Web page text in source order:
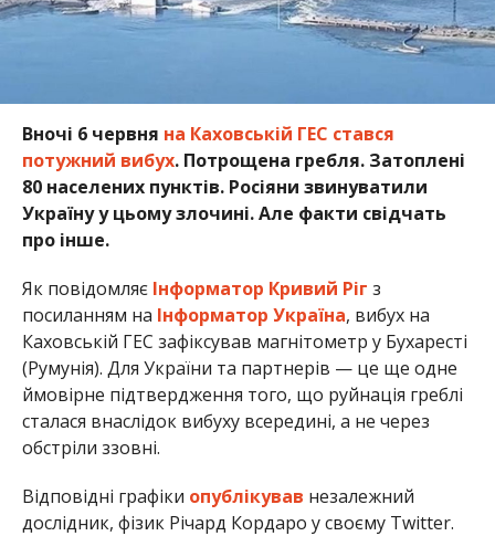
Вночі 6 червня на Каховській ГЕС стався
потужний вибух. Потрощена гребля. Затоплені
80 населених пунктів. Росіяни звинуватили
Україну у цьому злочині. Але факти свідчать
про інше.
Як повідомляє Інформатор Кривий Ріг з
посиланням на Інформатор Україна, вибух на
Каховській ГЕС зафіксував магнітометр у Бухаресті
(Румунія). Для України та партнерів — це ще одне
ймовірне підтвердження того, що руйнація греблі
сталася внаслідок вибуху всередині, а не через
обстріли ззовні.
Відповідні графіки опублікував незалежний
дослідник, фізик Річард Кордаро у своєму Twitter.